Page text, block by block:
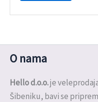
O nama
Hello d.o.o.je
Šibeniku, bavi se